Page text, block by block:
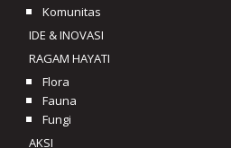
Komunitas
IDE & INOVASI
RAGAM HAYATI
Flora
Fauna
Fungi
AKSI